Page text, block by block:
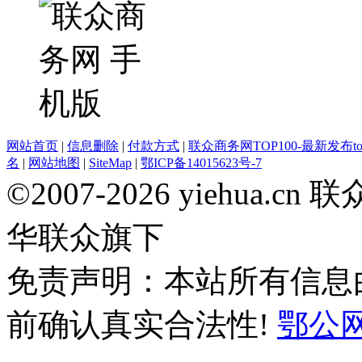
网站首页 | 信息删除 | 付款方式 | 联众商务网TOP100-最新发布
名 | 网站地图 | SiteMap | 鄂ICP备14015623号-7
©2007-2026 yiehua.cn
华联众旗下
免责声明：本站所有信
前确认真实合法性! 鄂公